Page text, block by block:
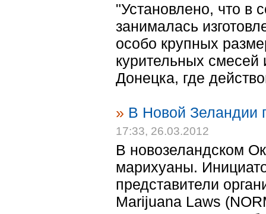
"Установлено, что в
занималась
особо крупных
курительных смесей
Донецка, где
» В Новой Зеландии
17:33, 26.03.2012
В новозеландском
марихуаны.
представители
Marijuana Laws